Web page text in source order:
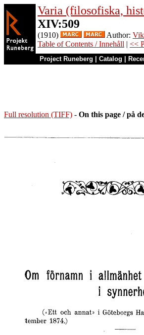
Varia (filosofiska,
XIV:509
(1910) Author:
Table of Contents / Innehåll | <<
Project Runeberg Catalog
Full resolution (TIFF) - On this page / på